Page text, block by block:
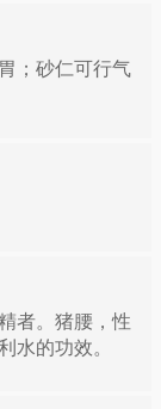
；砂仁可行气
者。猪腰，性
水的功效。